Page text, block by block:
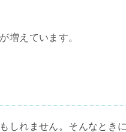
増えています。
しれません。そんなとき